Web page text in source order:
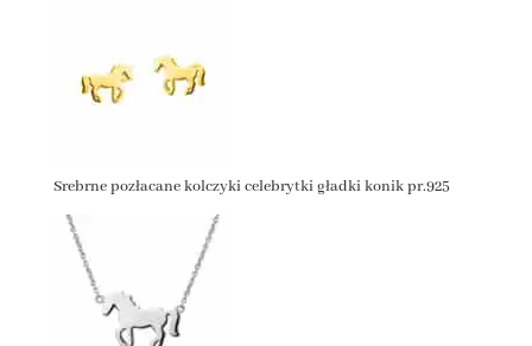
Srebrne pozłacane kolczyki celebrytki gładki konik pr.925